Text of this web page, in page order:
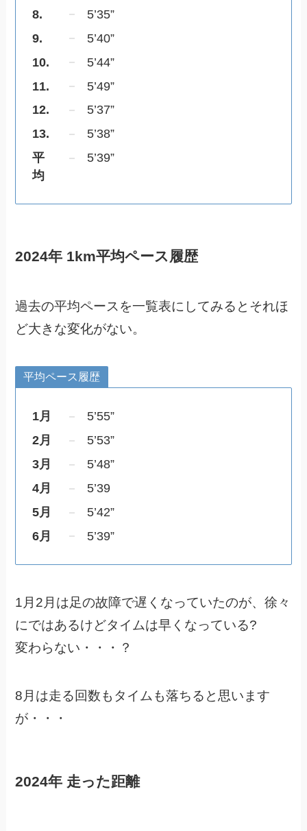
8.
5’35”
9.
5’40”
10.
5’44”
11.
5’49”
12.
5’37”
13.
5’38”
平
均
5’39”
2024年 1km平均ペース履歴
過去の平均ペースを一覧表にしてみるとそれほ
ど大きな変化がない。
平均ペース履歴
1月
5’55”
2月
5’53”
3月
5’48”
4月
5’39
5月
5’42”
6月
5’39”
1月2月は足の故障で遅くなっていたのが、徐々
にではあるけどタイムは早くなっている?
変わらない・・・？
8月は走る回数もタイムも落ちると思います
が・・・
2024年 走った距離